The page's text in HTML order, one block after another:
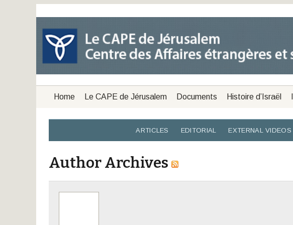
Home Le CAPE de Jérusalem Documents Histoire d’Israël
ARTICLES EDITORIAL EXTERNAL VIDEOS
Author Archives